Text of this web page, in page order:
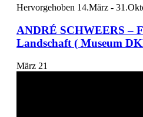
Hervorgehoben 14.März -
ANDRÉ SCHWEERS –
Landschaft ( Museum
März 21